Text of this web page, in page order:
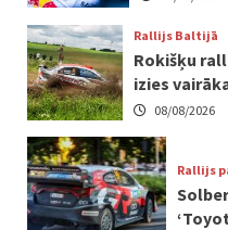
Rallijs Baltijā
Rokišķu
izies
08/08/2026
Rallijs